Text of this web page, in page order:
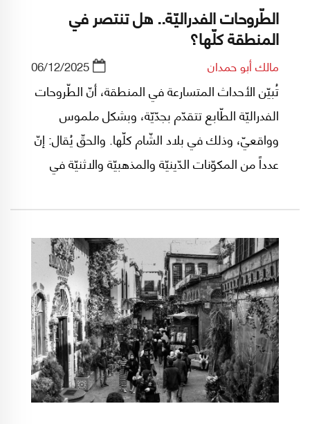
الطّروحات الفدراليّة.. هل تنتصر في
المنطقة كلّها؟
مالك أبو حمدان 06/12/2025
تُبيّن الأحداث المتسارعة في المنطقة، أنّ الطّروحات
الفدراليّة الطّابع تتقدّم بجدّيّة، وبشكل ملموس
وواقعيّ، وذلك في بلاد الشّام كلّها. والحقّ يُقال: إنّ
عدداً من المكوّنات الدّينيّة والمذهبيّة والاثنيّة في
الطّوائف الاسلاميّة السّنّيّة نفسها، باتت تشعر- أكثر
فأكثر- بأنّ هذا النّوع من الأنظمة السّياسيّة والإداريّة
هو الوحيد الكفيل بالحفاظ على وجودها
وخصوصيّتها من جهة، وعلى الحدّ الأدنى من الوحدة
الوطنيّة والجغرافيّة- وربّما القوميّة- ضمن دول ما
بعد الحرب العالميّة الأولى هذه، من جهة ثانية.